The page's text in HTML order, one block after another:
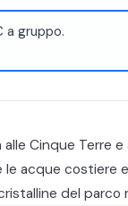
a gruppo.
Cinque Terre
le acque costiere
del parco